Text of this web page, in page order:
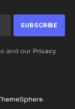
and our Privacy
.